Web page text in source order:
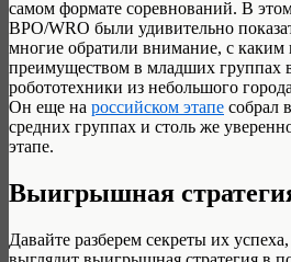
самом формате соревнований. В
ВРО/WRO были удивительно
многие обратили внимание, с
преимуществом в младших группах
робототехники из небольшого
Он еще на российском этапе собрал
средних группах и столь же
этапе.
Выигрышная
Давайте разберем секреты их